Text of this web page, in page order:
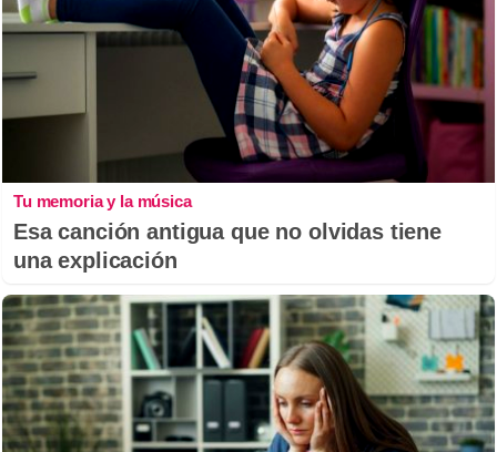
Tu memoria y la música
Esa canción antigua que no olvidas tiene
una explicación